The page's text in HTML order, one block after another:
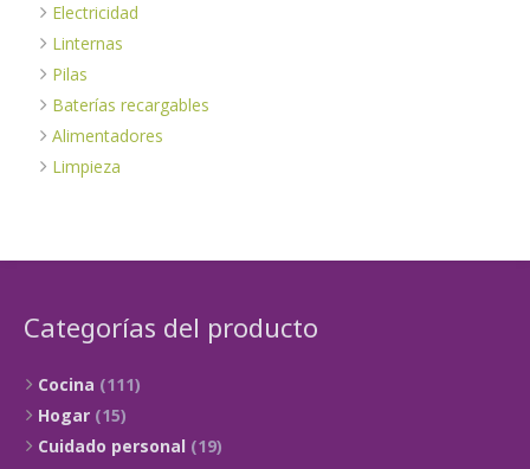
Electricidad
Linternas
Pilas
Baterías recargables
Alimentadores
Limpieza
Categorías del producto
Cocina (111)
Hogar (15)
Cuidado personal (19)